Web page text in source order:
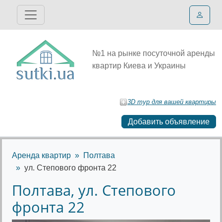
№1 на рынке посуточной аренды
квартир Киева и Украины
3D тур для вашей квартиры
Добавить объявление
Аренда квартир
Полтава
ул. Степового фронта 22
Полтава, ул. Степового
фронта 22